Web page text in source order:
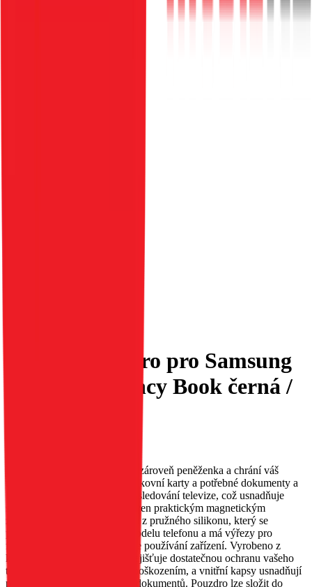
Flipové pouzdro pro Samsung
S25 PLUS Fancy Book černá /
Elegantní obal Fancy Book je zároveň peněženka a chrání váš
telefon. Obal má kapsu na bankovní karty a potřebné dokumenty a
lze jej složit do podstavce pro sledování televize, což usnadňuje
sledování filmů. Obal je vybaven praktickým magnetickým
zapínáním. Vnitřek je vyroben z pružného silikonu, který se
přizpůsobí tvaru zvoleného modelu telefonu a má výřezy pro
funkční tlačítka, což usnadňuje používání zařízení. Vyrobeno z
kvalitní přírodní kůže, která zajišťuje dostatečnou ochranu vašeho
telefonu před poškrábáním a poškozením, a vnitřní kapsy usnadňují
praktické uložení potřebných dokumentů. Pouzdro lze složit do